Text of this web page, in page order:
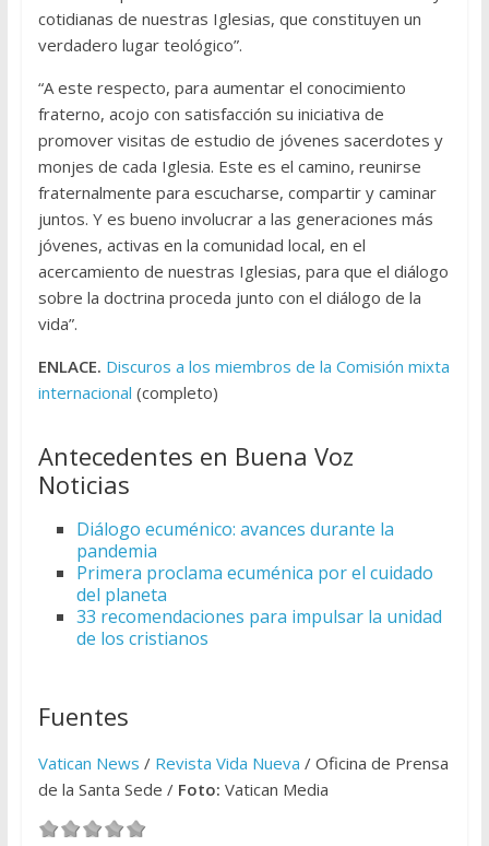
cotidianas de nuestras Iglesias, que constituyen un
verdadero lugar teológico”.
“A este respecto, para aumentar el conocimiento
fraterno, acojo con satisfacción su iniciativa de
promover visitas de estudio de jóvenes sacerdotes y
monjes de cada Iglesia. Este es el camino, reunirse
fraternalmente para escucharse, compartir y caminar
juntos. Y es bueno involucrar a las generaciones más
jóvenes, activas en la comunidad local, en el
acercamiento de nuestras Iglesias, para que el diálogo
sobre la doctrina proceda junto con el diálogo de la
vida”.
ENLACE. Discuros a los miembros de la Comisión mixta
internacional (completo)
Antecedentes en Buena Voz
Noticias
Diálogo ecuménico: avances durante la
pandemia
Primera proclama ecuménica por el cuidado
del planeta
33 recomendaciones para impulsar la unidad
de los cristianos
Fuentes
Vatican News / Revista Vida Nueva / Oficina de Prensa
de la Santa Sede / Foto: Vatican Media